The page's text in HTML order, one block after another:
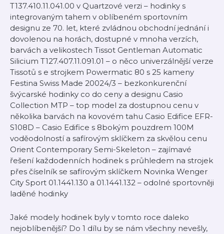
⁠T137.410.11.041.00⁠ v Quartzové verzi – hodinky s
integrovaným tahem v oblíbeném sportovním
designu ze 70. let, které zvládnou obchodní jednání i
dovolenou na horách, dostupné v mnoha verzích,
barvách a velikostech Tissot Gentleman Automatic
Silicium ⁠T127.407.11.091.01⁠ – o něco univerzálnější verze
Tissotů s e strojkem Powermatic 80 s 25 kameny
Festina Swiss Made ⁠20024/3⁠ – bezkonkurenční
švýcarské hodinky co do ceny a designu ⁠Casio
Collection MTP⁠ – top model za dostupnou cenu v
několika barvách na kovovém tahu Casio Edifice ⁠EFR-
S108D⁠ – Casio Edifice s 8bokým pouzdrem 100M
voděodolností a safírovým sklíčkem za skvělou cenu
⁠Orient Contemporary Semi-Skeleton⁠ – zajímavé
řešení každodenních hodinek s průhledem na strojek
přes číselník se safírovým sklíčkem Novinka Wenger
City Sport ⁠01.1441.130⁠ a ⁠01.1441.132⁠ – odolné sportovněji
laděné hodinky
Jaké modely hodinek byly v tomto roce daleko
nejoblíbenější? Do 1 dílu by se nám všechny nevešly,